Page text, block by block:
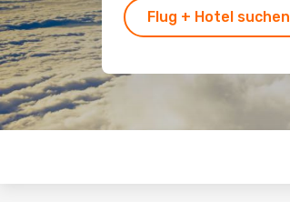
Flug + Hotel suchen